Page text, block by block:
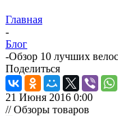
Главная
-
Блог
-Обзор 10 лучших
Поделиться
21 Июня 2016 0:00
// Обзоры товаров